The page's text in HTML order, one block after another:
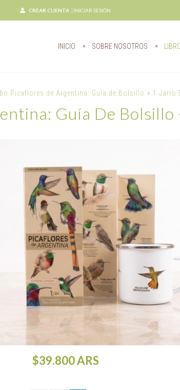
CREAR CUENTA INICIAR SESIÓN
INICIO SOBRE NOSOTROS
Picaflores de Argentina: Guía de Bolsillo + 1 Jarro
Guía De
$39.800ARS